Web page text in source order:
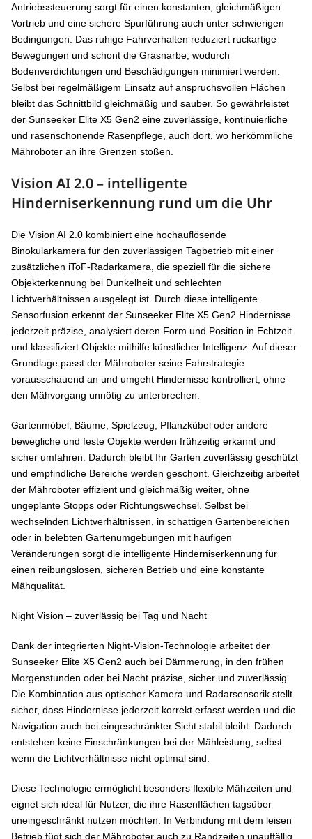
Antriebssteuerung sorgt für einen konstanten, gleichmäßigen
Vortrieb und eine sichere Spurführung auch unter schwierigen
Bedingungen. Das ruhige Fahrverhalten reduziert ruckartige
Bewegungen und schont die Grasnarbe, wodurch
Bodenverdichtungen und Beschädigungen minimiert werden.
Selbst bei regelmäßigem Einsatz auf anspruchsvollen Flächen
bleibt das Schnittbild gleichmäßig und sauber. So gewährleistet
der Sunseeker Elite X5 Gen2 eine zuverlässige, kontinuierliche
und rasenschonende Rasenpflege, auch dort, wo herkömmliche
Mähroboter an ihre Grenzen stoßen.
Vision AI 2.0 – intelligente
Hinderniserkennung rund um die Uhr
Die Vision AI 2.0 kombiniert eine hochauflösende
Binokularkamera für den zuverlässigen Tagbetrieb mit einer
zusätzlichen iToF-Radarkamera, die speziell für die sichere
Objekterkennung bei Dunkelheit und schlechten
Lichtverhältnissen ausgelegt ist. Durch diese intelligente
Sensorfusion erkennt der Sunseeker Elite X5 Gen2 Hindernisse
jederzeit präzise, analysiert deren Form und Position in Echtzeit
und klassifiziert Objekte mithilfe künstlicher Intelligenz. Auf dieser
Grundlage passt der Mähroboter seine Fahrstrategie
vorausschauend an und umgeht Hindernisse kontrolliert, ohne
den Mähvorgang unnötig zu unterbrechen.
Gartenmöbel, Bäume, Spielzeug, Pflanzkübel oder andere
bewegliche und feste Objekte werden frühzeitig erkannt und
sicher umfahren. Dadurch bleibt Ihr Garten zuverlässig geschützt
und empfindliche Bereiche werden geschont. Gleichzeitig arbeitet
der Mähroboter effizient und gleichmäßig weiter, ohne
ungeplante Stopps oder Richtungswechsel. Selbst bei
wechselnden Lichtverhältnissen, in schattigen Gartenbereichen
oder in belebten Gartenumgebungen mit häufigen
Veränderungen sorgt die intelligente Hinderniserkennung für
einen reibungslosen, sicheren Betrieb und eine konstante
Mähqualität.
Night Vision – zuverlässig bei Tag und Nacht
Dank der integrierten Night-Vision-Technologie arbeitet der
Sunseeker Elite X5 Gen2 auch bei Dämmerung, in den frühen
Morgenstunden oder bei Nacht präzise, sicher und zuverlässig.
Die Kombination aus optischer Kamera und Radarsensorik stellt
sicher, dass Hindernisse jederzeit korrekt erfasst werden und die
Navigation auch bei eingeschränkter Sicht stabil bleibt. Dadurch
entstehen keine Einschränkungen bei der Mähleistung, selbst
wenn die Lichtverhältnisse nicht optimal sind.
Diese Technologie ermöglicht besonders flexible Mähzeiten und
eignet sich ideal für Nutzer, die ihre Rasenflächen tagsüber
uneingeschränkt nutzen möchten. In Verbindung mit dem leisen
Betrieb fügt sich der Mähroboter auch zu Randzeiten unauffällig